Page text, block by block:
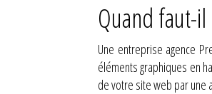
Quand faut-
Une entreprise agence
éléments graphiques en
de votre site web par une